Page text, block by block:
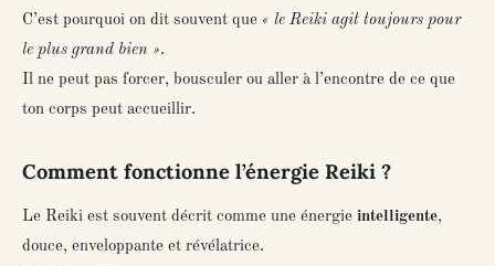
C’est pourquoi on dit souvent que « le Reiki agit toujours pour
le plus grand bien ».
Il ne peut pas forcer, bousculer ou aller à l’encontre de ce que
ton corps peut accueillir.
Comment fonctionne l’énergie Reiki ?
Le Reiki est souvent décrit comme une énergie intelligente,
douce, enveloppante et révélatrice.